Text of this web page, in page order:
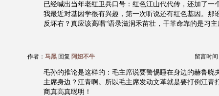
已经喊出当年老红卫兵口号：红色江山代代传，还加了一
我最近对基因学很有兴趣，第一次听说还有红色基因。那
反坏右？真应该高唱“语录滋润禾苗壮，干革命靠的是习主
作者： 马黑 回复 阿妞不牛 留言时间
毛孙的推论是这样的：毛主席说要警惕睡在身边的赫鲁晓
主席身边？江青啊。所以毛主席发动文革就是要打倒江青
商真高真聪明！